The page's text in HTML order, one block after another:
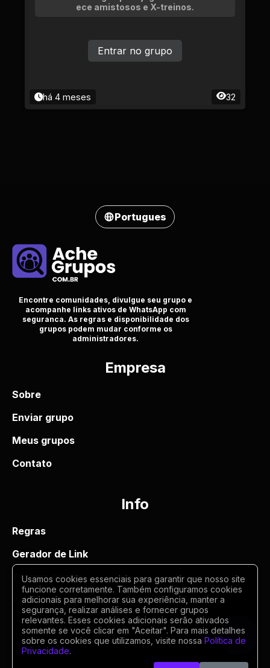
ece amistosos e X-treinos.
há 4 meses 32
Entrar no grupo
Portugues
Encontre comunidades, divulgue seu grupo e
acompanhe links ativos de WhatsApp com
seguranca. As regras e disponibilidade dos
grupos podem mudar conforme os
administradores.
Empresa
Sobre
Enviar grupo
Meus grupos
Contato
Info
Regras
Gerador de Link
Termos de uso
Politica de privacidade
Usamos cookies essenciais para garantir que nosso site
funcione corretamente. Também configuramos cookies
adicionais para melhorar sua experiência, manter a
segurança, realizar análises e fornecer grupos
relevantes. Esses cookies adicionais serão ativados
somente se você clicar em "Aceitar". Para mais detalhes
sobre os cookies que utilizamos, visite nossa Política de
Privacidade.